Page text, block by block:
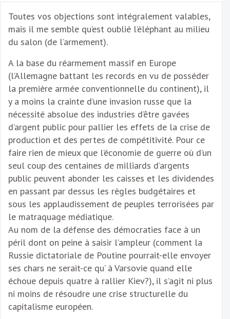
Toutes vos objections sont intégralement valables,
mais il me semble qu’est oublié l’éléphant au milieu
du salon (de l’armement).
A la base du réarmement massif en Europe
(l’Allemagne battant les records en vu de posséder
la première armée conventionnelle du continent), il
y a moins la crainte d’une invasion russe que la
nécessité absolue des industries d’être gavées
d’argent public pour pallier les effets de la crise de
production et des pertes de compétitivité. Pour ce
faire rien de mieux que l’économie de guerre où d’un
seul coup des centaines de milliards d’argents
public peuvent abonder les caisses et les dividendes
en passant par dessus les règles budgétaires et
sous les applaudissement de peuples terrorisées par
le matraquage médiatique.
Au nom de la défense des démocraties face à un
péril dont on peine à saisir l’ampleur (comment la
Russie dictatoriale de Poutine pourrait-elle envoyer
ses chars ne serait-ce qu’ à Varsovie quand elle
échoue depuis quatre à rallier Kiev?), il s’agit ni plus
ni moins de résoudre une crise structurelle du
capitalisme européen.